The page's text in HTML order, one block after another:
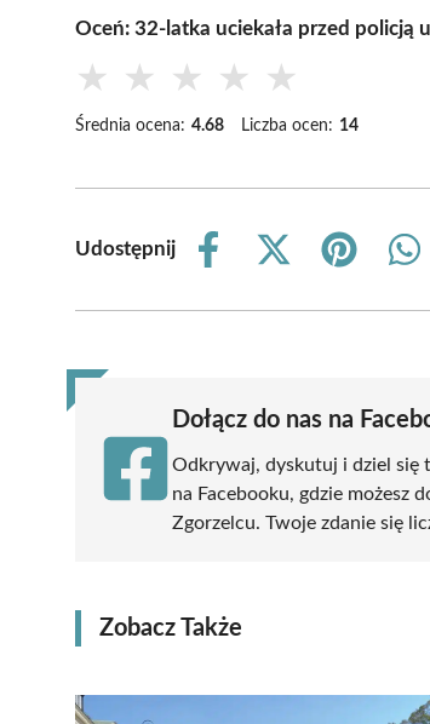
Oceń: 32-latka uciekała przed policją
★ ★ ★ ★ ★
Średnia ocena: 4.68 Liczba ocen: 14
Udostępnij
Share
Share
(Twitter)
Share
Dołącz do nas na
Odkrywaj, dyskutuj i dziel się
na Facebooku, gdzie możesz
Zgorzelcu. Twoje zdanie się
Zobacz Także